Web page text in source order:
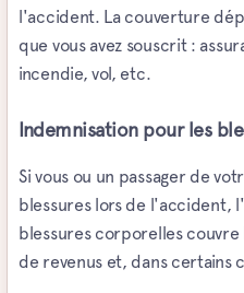
l'accident. La couverture
que vous avez souscrit :
incendie, vol, etc.
Indemnisation pour les
Si vous ou un passager de
blessures lors de l'accident,
blessures corporelles
de revenus et, dans certains